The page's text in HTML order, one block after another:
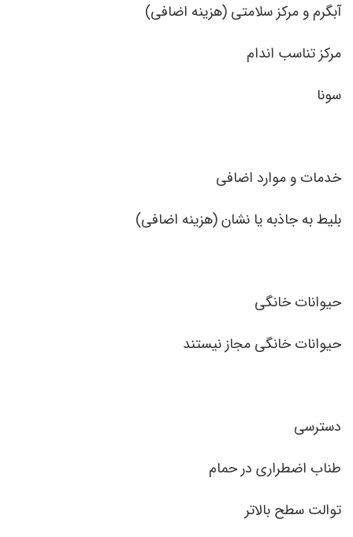
آبگرم و مرکز سلامتی (هزینه اضافی)
مرکز تناسب اندام
سونا
خدمات و موارد اضافی
بلیط به جاذبه یا نشان (هزینه اضافی)
حیوانات خانگی
حیوانات خانگی مجاز نیستند
دسترسی
طناب اضطراری در حمام
توالت سطح بالاتر